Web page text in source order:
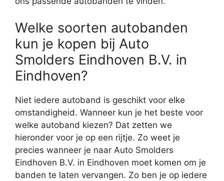
Welke soorten autobanden
kun je kopen bij Auto
Smolders Eindhoven B.V. in
Eindhoven?
Niet iedere autoband is geschikt voor elke
omstandigheid. Wanneer kun je het beste voor
welke autoband kiezen? Dat zetten we
hieronder voor je op een rijtje. Zo weet je
precies wanneer je naar Auto Smolders
Eindhoven B.V. in Eindhoven moet komen om je
banden te laten vervangen. Zo ben je op iedere